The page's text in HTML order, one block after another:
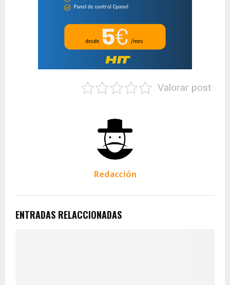
Valorar post
Redacción
ENTRADAS RELACCIONADAS